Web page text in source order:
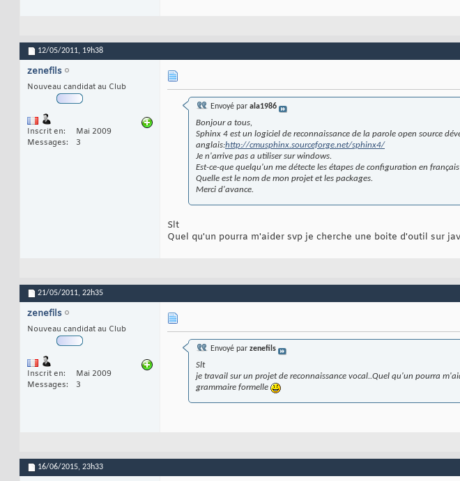
12/05/2011, 19h38
zenefils
Nouveau candidat au Club
Inscrit en
Mai 2009
Messages
3
Envoyé par ala1986
Bonjour a tous,
Sphinx 4 est un logiciel de reconnaissance de la parole open source
anglais:http://cmusphinx.sourceforge.net/sphinx4/
Je n'arrive pas a utiliser sur windows.
Est-ce-que quelqu'un me détecte les étapes de configuration en
Quelle est le nom de mon projet et les packages.
Merci d'avance.
Slt
Quel qu'un pourra m'aider svp je cherche une boite d'outil sur
21/05/2011, 22h35
zenefils
Nouveau candidat au Club
Inscrit en
Mai 2009
Messages
3
Envoyé par zenefils
Slt
je travail sur un projet de reconnaissance vocal..Quel qu'un pourra
grammaire formelle
16/06/2015, 23h33